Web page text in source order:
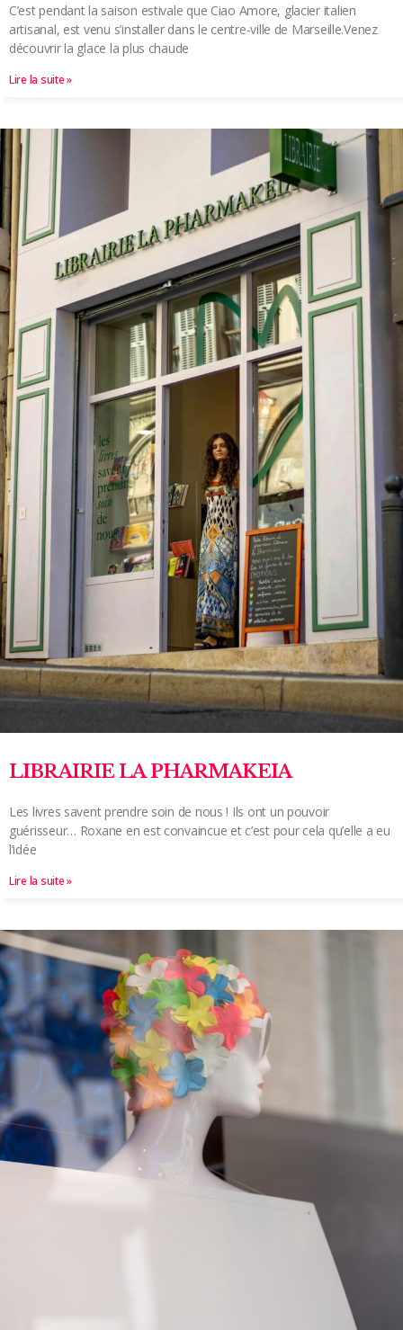
C’est pendant la saison estivale que Ciao Amore, glacier italien
artisanal, est venu s’installer dans le centre-ville de Marseille.Venez
découvrir la glace la plus chaude
Lire la suite »
LIBRAIRIE LA PHARMAKEIA
Les livres savent prendre soin de nous ! Ils ont un pouvoir
guérisseur… Roxane en est convaincue et c’est pour cela qu’elle a eu
l’idée
Lire la suite »